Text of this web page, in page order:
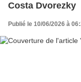
Costa Dvorezky
Publié le 10/06/2026 à